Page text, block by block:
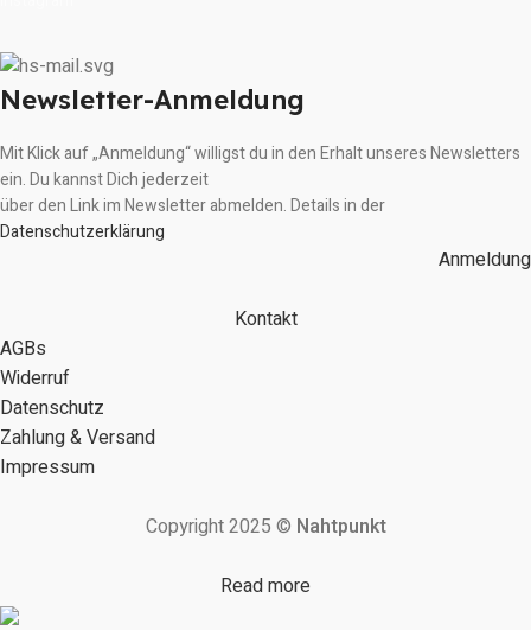
Newsletter-Anmeldung
Mit Klick auf „Anmeldung“ willigst du in den Erhalt unseres Newsletters
ein. Du kannst Dich jederzeit
über den Link im Newsletter abmelden. Details in der
Datenschutzerklärung
Anmeldung
Kontakt
AGBs
Widerruf
Datenschutz
Zahlung & Versand
Impressum
Copyright 2025 © Nahtpunkt
Read more